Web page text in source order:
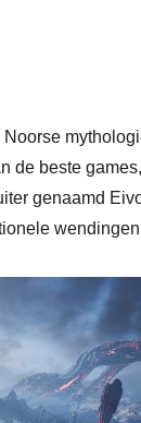
de beste
genaamd